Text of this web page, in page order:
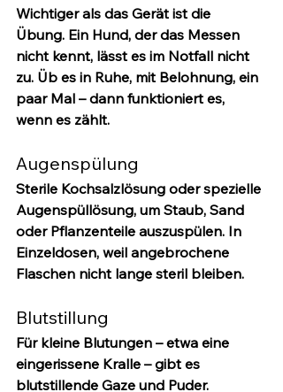
Wichtiger als das Gerät ist die
Übung. Ein Hund, der das Messen
nicht kennt, lässt es im Notfall nicht
zu. Üb es in Ruhe, mit Belohnung, ein
paar Mal – dann funktioniert es,
wenn es zählt.
Augenspülung
Sterile Kochsalzlösung oder spezielle
Augenspüllösung, um Staub, Sand
oder Pflanzenteile auszuspülen. In
Einzeldosen, weil angebrochene
Flaschen nicht lange steril bleiben.
Blutstillung
Für kleine Blutungen – etwa eine
eingerissene Kralle – gibt es
blutstillende Gaze und Puder.